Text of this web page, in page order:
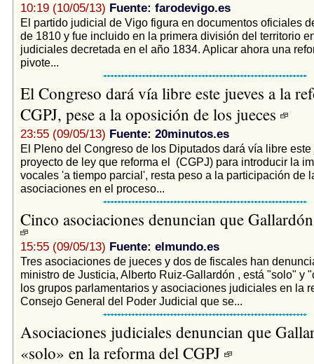
10:19 (10/05/13) Fuente: farodevigo.es
El partido judicial de Vigo figura en documentos oficiales
de 1810 y fue incluido en la primera división del territorio
judiciales decretada en el año 1834. Aplicar ahora una
pivote...
El Congreso dará vía libre este jueves a la
CGPJ, pese a la oposición de los jueces
23:55 (09/05/13) Fuente: 20minutos.es
El Pleno del Congreso de los Diputados dará vía libre
proyecto de ley que reforma el (CGPJ) para introducir la
vocales 'a tiempo parcial', resta peso a la participación de
asociaciones en el proceso...
Cinco asociaciones denuncian que
15:55 (09/05/13) Fuente: elmundo.es
Tres asociaciones de jueces y dos de fiscales han
ministro de Justicia, Alberto Ruiz-Gallardón , está "solo" y
los grupos parlamentarios y asociaciones judiciales en la
Consejo General del Poder Judicial que se...
Asociaciones judiciales denuncian que
«solo» en la reforma del CGPJ